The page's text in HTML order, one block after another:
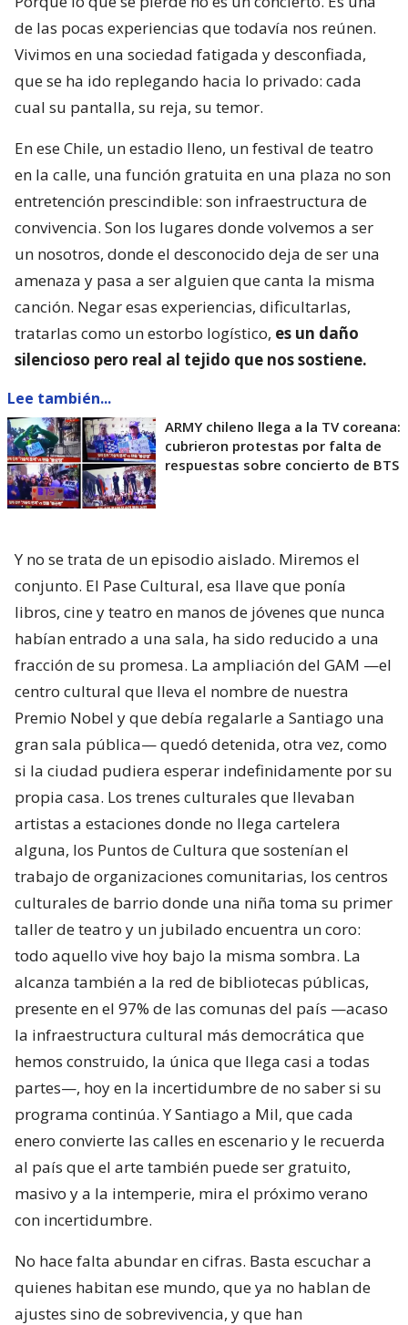
de las pocas experiencias que todavía nos reúnen.
Vivimos en una sociedad fatigada y desconfiada,
que se ha ido replegando hacia lo privado: cada
cual su pantalla, su reja, su temor.
En ese Chile, un estadio lleno, un festival de teatro
en la calle, una función gratuita en una plaza no son
entretención prescindible: son infraestructura de
convivencia. Son los lugares donde volvemos a ser
un nosotros, donde el desconocido deja de ser una
amenaza y pasa a ser alguien que canta la misma
canción. Negar esas experiencias, dificultarlas,
tratarlas como un estorbo logístico, es un daño
silencioso pero real al tejido que nos sostiene.
Lee también...
ARMY chileno llega a la TV coreana:
cubrieron protestas por falta de
respuestas sobre concierto de BTS
Y no se trata de un episodio aislado. Miremos el
conjunto. El Pase Cultural, esa llave que ponía
libros, cine y teatro en manos de jóvenes que nunca
habían entrado a una sala, ha sido reducido a una
fracción de su promesa. La ampliación del GAM —el
centro cultural que lleva el nombre de nuestra
Premio Nobel y que debía regalarle a Santiago una
gran sala pública— quedó detenida, otra vez, como
si la ciudad pudiera esperar indefinidamente por su
propia casa. Los trenes culturales que llevaban
artistas a estaciones donde no llega cartelera
alguna, los Puntos de Cultura que sostenían el
trabajo de organizaciones comunitarias, los centros
culturales de barrio donde una niña toma su primer
taller de teatro y un jubilado encuentra un coro:
todo aquello vive hoy bajo la misma sombra. La
alcanza también a la red de bibliotecas públicas,
presente en el 97% de las comunas del país —acaso
la infraestructura cultural más democrática que
hemos construido, la única que llega casi a todas
partes—, hoy en la incertidumbre de no saber si su
programa continúa. Y Santiago a Mil, que cada
enero convierte las calles en escenario y le recuerda
al país que el arte también puede ser gratuito,
masivo y a la intemperie, mira el próximo verano
con incertidumbre.
No hace falta abundar en cifras. Basta escuchar a
quienes habitan ese mundo, que ya no hablan de
ajustes sino de sobrevivencia, y que han